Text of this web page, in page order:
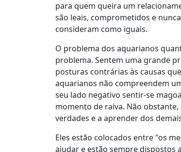
para quem queira um
são leais, comprometidos e
consideram como iguais.
O problema dos aquarianos
problema. Sentem uma grande
posturas contrárias às causas
aquarianos não compreendem
seu lado negativo sentir-se
momento de raiva. Não
verdades e a aprender dos
Eles estão colocados entre "os
ajudar e estão sempre dispostos